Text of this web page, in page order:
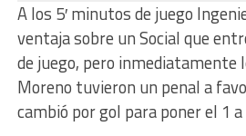
A los 5′ minutos de juego
ventaja sobre un Social que
de juego, pero inmediatamente
Moreno tuvieron un penal a
cambió por gol para poner el 1